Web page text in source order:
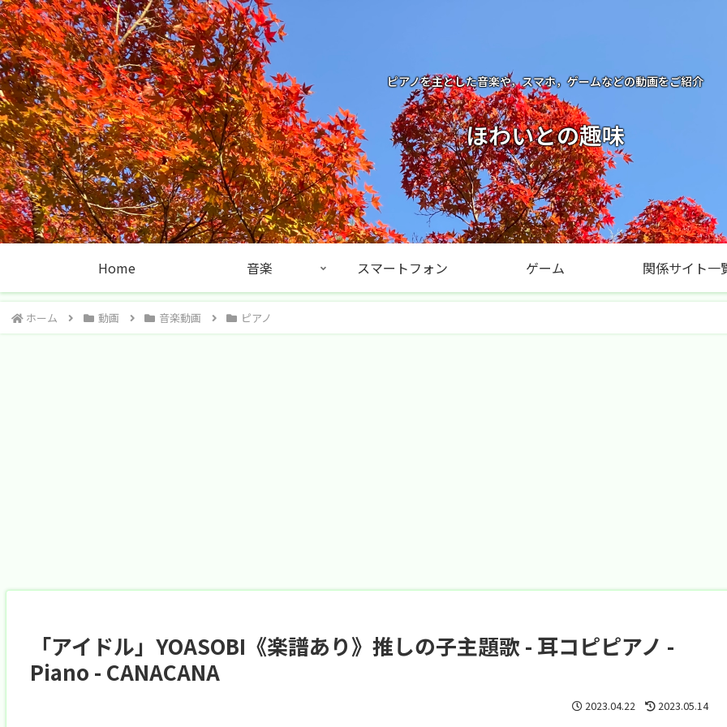
ピアノを主とした音楽や，スマホ，ゲームなどの動画をご紹介
ほわいとの趣味
Home 音楽 スマートフォン ゲーム 関係サイト一
ホーム 動画 音楽動画 ピアノ
「アイドル」YOASOBI《楽譜あり》推しの子主題歌 - 耳コピピアノ -
Piano - CANACANA
2023.04.22 2023.05.14